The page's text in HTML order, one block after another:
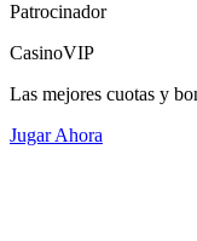
Patrocinador
CasinoVIP
Las mejores cuotas y
Jugar Ahora